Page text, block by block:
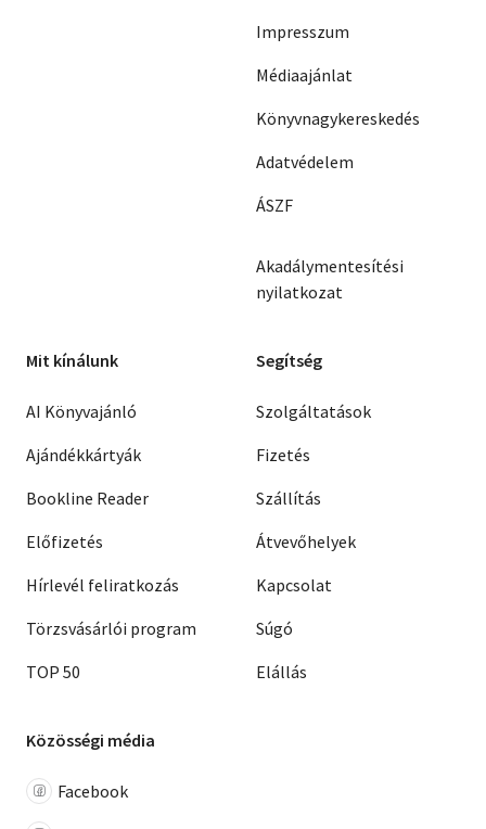
Impresszum
Médiaajánlat
Könyvnagykereskedés
Adatvédelem
ÁSZF
Akadálymentesítési
nyilatkozat
Mit kínálunk
AI Könyvajánló
Ajándékkártyák
Bookline Reader
Előfizetés
Hírlevél feliratkozás
Törzsvásárlói program
TOP 50
Segítség
Szolgáltatások
Fizetés
Szállítás
Átvevőhelyek
Kapcsolat
Súgó
Elállás
Közösségi média
Facebook